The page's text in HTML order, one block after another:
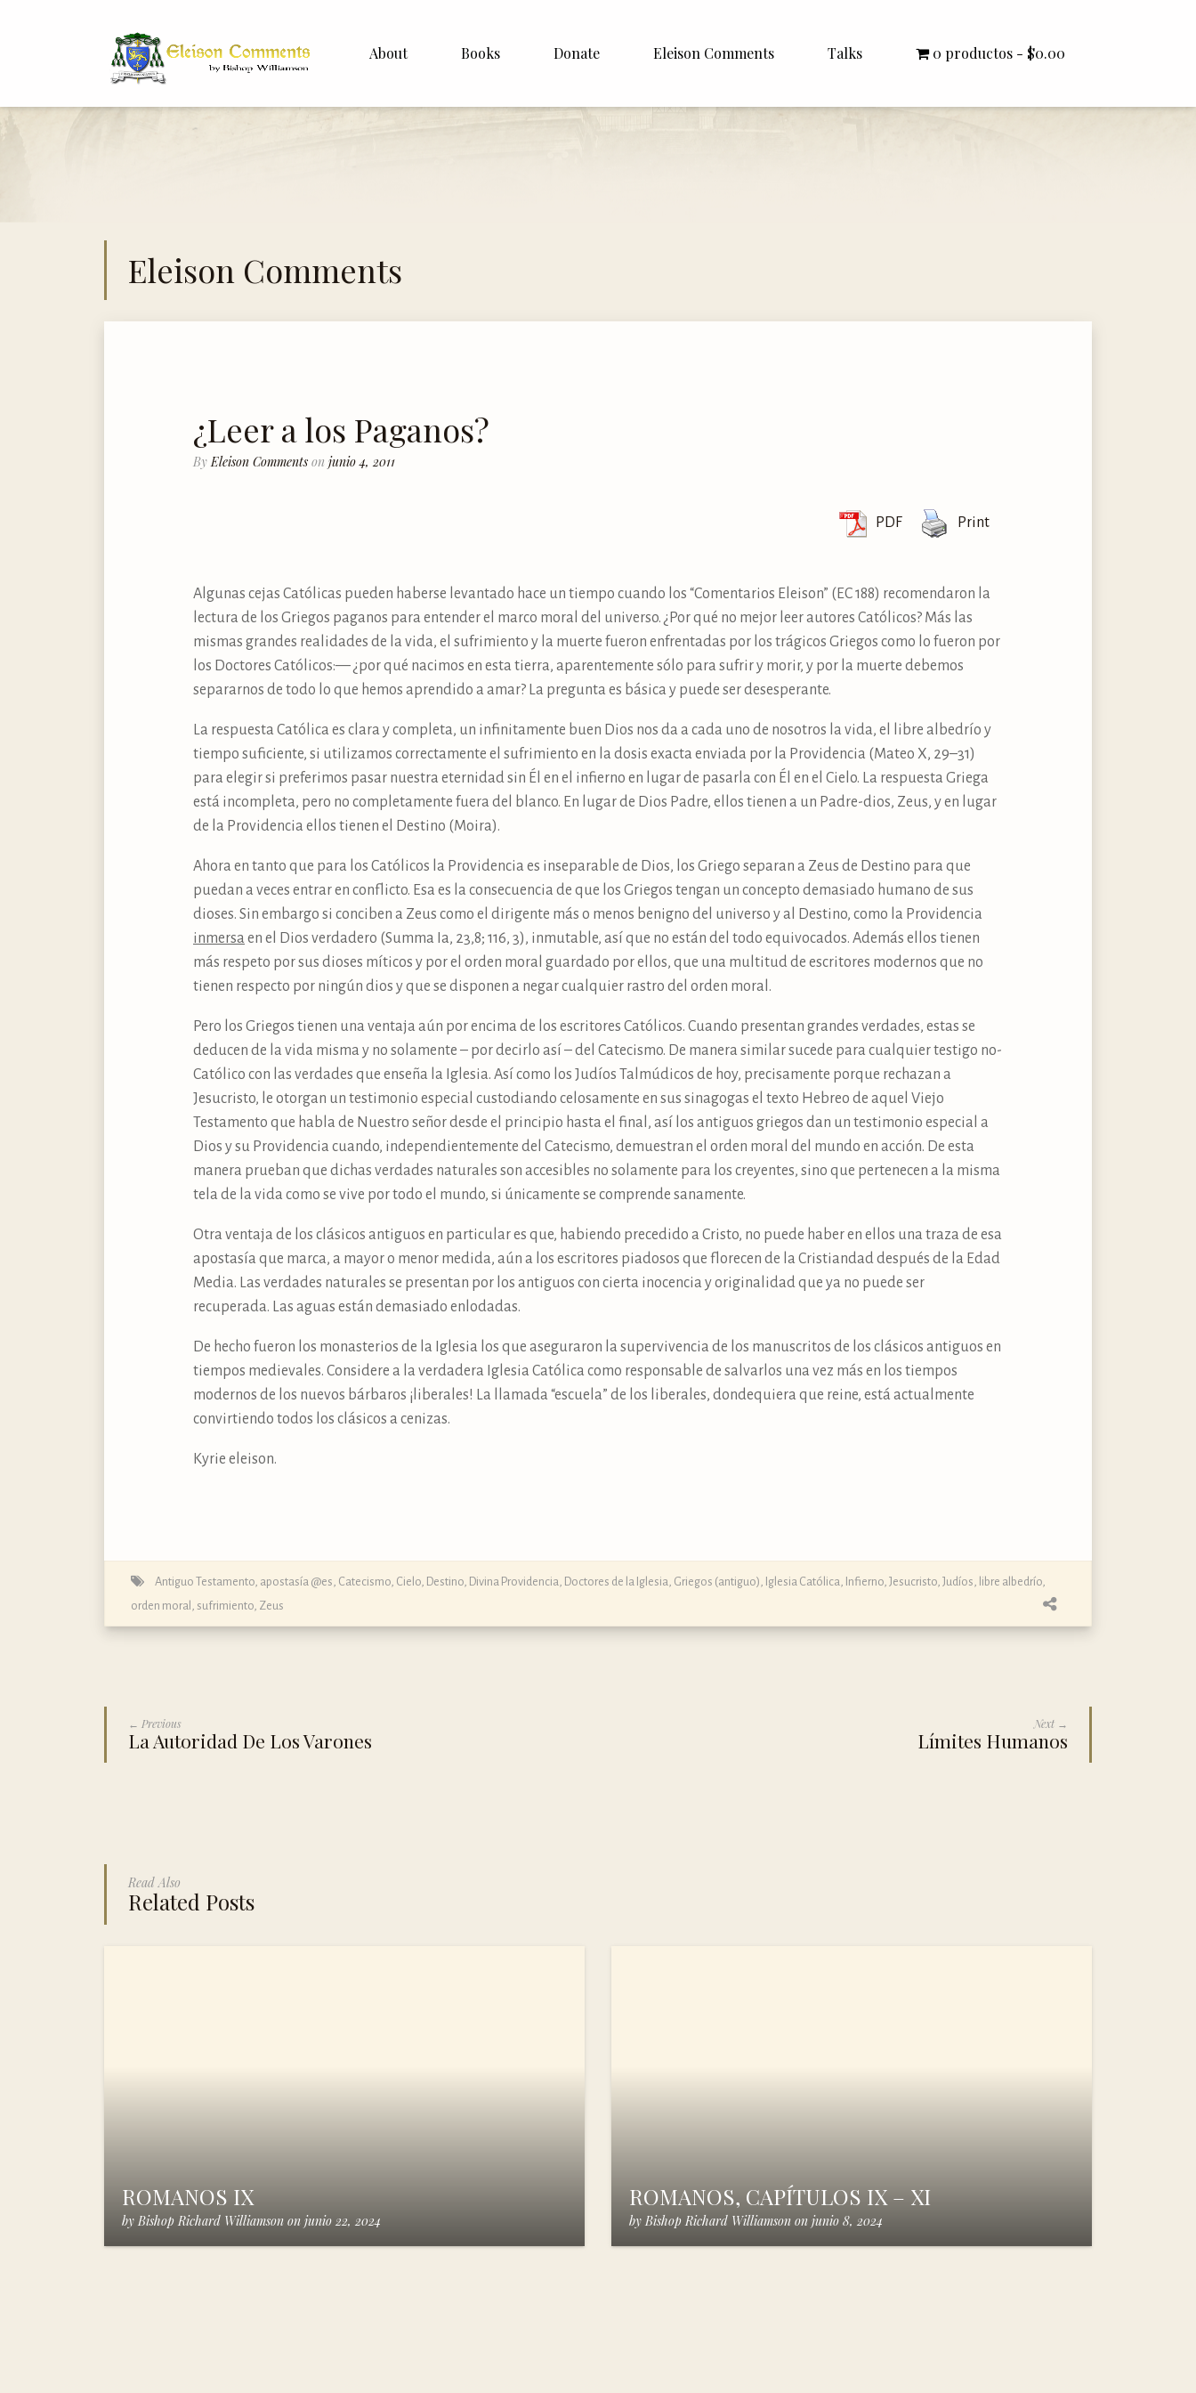
About Books Donate Eleison Comments
Italiano
Talks
Rector Letters
0 productos $0.00
Eleison Comments
¿Leer a los Paganos?
By Eleison Comments on junio 4, 2011
PDF Print
Algunas cejas Católicas pueden haberse levantado hace un tiempo cuando los “Comentarios Eleison” (EC 188) recomendaron la
lectura de los Griegos paganos para entender el marco moral del universo. ¿Por qué no mejor leer autores Católicos? Más las
mismas grandes realidades de la vida, el sufrimiento y la muerte fueron enfrentadas por los trágicos Griegos como lo fueron por
los Doctores Católicos:— ¿por qué nacimos en esta tierra, aparentemente sólo para sufrir y morir, y por la muerte debemos
separarnos de todo lo que hemos aprendido a amar? La pregunta es básica y puede ser desesperante.
La respuesta Católica es clara y completa, un infinitamente buen Dios nos da a cada uno de nosotros la vida, el libre albedrío y
tiempo suficiente, si utilizamos correctamente el sufrimiento en la dosis exacta enviada por la Providencia (Mateo X, 29–31)
para elegir si preferimos pasar nuestra eternidad sin Él en el infierno en lugar de pasarla con Él en el Cielo. La respuesta Griega
está incompleta, pero no completamente fuera del blanco. En lugar de Dios Padre, ellos tienen a un Padre-dios, Zeus, y en lugar
de la Providencia ellos tienen el Destino (Moira).
Ahora en tanto que para los Católicos la Providencia es inseparable de Dios, los Griego separan a Zeus de Destino para que
puedan a veces entrar en conflicto. Esa es la consecuencia de que los Griegos tengan un concepto demasiado humano de sus
dioses. Sin embargo si conciben a Zeus como el dirigente más o menos benigno del universo y al Destino, como la Providencia
inmersa en el Dios verdadero (Summa Ia, 23,8; 116, 3), inmutable, así que no están del todo equivocados. Además ellos tienen
más respeto por sus dioses míticos y por el orden moral guardado por ellos, que una multitud de escritores modernos que no
tienen respecto por ningún dios y que se disponen a negar cualquier rastro del orden moral.
Pero los Griegos tienen una ventaja aún por encima de los escritores Católicos. Cuando presentan grandes verdades, estas se
deducen de la vida misma y no solamente – por decirlo así – del Catecismo. De manera similar sucede para cualquier testigo no-
Católico con las verdades que enseña la Iglesia. Así como los Judíos Talmúdicos de hoy, precisamente porque rechazan a
Jesucristo, le otorgan un testimonio especial custodiando celosamente en sus sinagogas el texto Hebreo de aquel Viejo
Testamento que habla de Nuestro señor desde el principio hasta el final, así los antiguos griegos dan un testimonio especial a
Dios y su Providencia cuando, independientemente del Catecismo, demuestran el orden moral del mundo en acción. De esta
manera prueban que dichas verdades naturales son accesibles no solamente para los creyentes, sino que pertenecen a la misma
tela de la vida como se vive por todo el mundo, si únicamente se comprende sanamente.
Otra ventaja de los clásicos antiguos en particular es que, habiendo precedido a Cristo, no puede haber en ellos una traza de esa
apostasía que marca, a mayor o menor medida, aún a los escritores piadosos que florecen de la Cristiandad después de la Edad
Media. Las verdades naturales se presentan por los antiguos con cierta inocencia y originalidad que ya no puede ser
recuperada. Las aguas están demasiado enlodadas.
De hecho fueron los monasterios de la Iglesia los que aseguraron la supervivencia de los manuscritos de los clásicos antiguos en
tiempos medievales. Considere a la verdadera Iglesia Católica como responsable de salvarlos una vez más en los tiempos
modernos de los nuevos bárbaros ¡liberales! La llamada “escuela” de los liberales, dondequiera que reine, está actualmente
convirtiendo todos los clásicos a cenizas.
Kyrie eleison.
Antiguo Testamento apostasía @es Catecismo Cielo Destino Divina Providencia Doctores de la Iglesia Griegos (antiguo) Iglesia Católica Infierno Jesucristo Judíos libre albedrío
orden moral sufrimiento Zeus
← Previous
La Autoridad De Los Varones
Next →
Límites Humanos
Read Also
Related Posts
ROMANOS IX
by Bishop Richard Williamson on junio 22, 2024
ROMANOS, CAPÍTULOS IX – XI
by Bishop Richard Williamson on junio 8, 2024